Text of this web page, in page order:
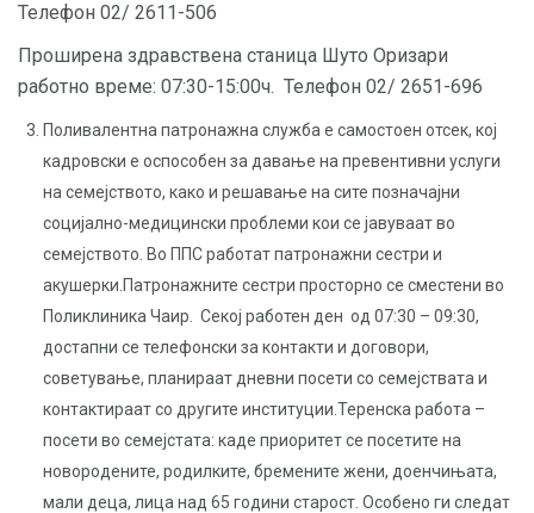
Телефон 02/ 2611-506
Проширена здравствена станица Шуто Оризари
работно време: 07:30-15:00ч. Телефон 02/ 2651-696
Поливалентна патронажна служба е самостоен отсек, кој
кадровски е оспособен за давање на превентивни услуги
на семејството, како и решавање на сите позначајни
социјално-медицински проблеми кои се јавуваат во
семејството. Во ППС работат патронажни сестри и
акушерки.Патронажните сестри просторно се сместени во
Поликлиника Чаир. Секој работен ден од 07:30 – 09:30,
достапни се телефонски за контакти и договори,
советување, планираат дневни посети со семејствата и
контактираат со другите институции.Теренска работа –
посети во семејстата: каде приоритет се посетите на
новородените, родилките, бремените жени, доенчињата,
мали деца, лица над 65 години старост. Особено ги следат